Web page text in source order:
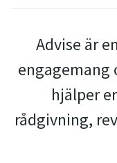
Advise är
engagemang
hjälper
rådgivning,